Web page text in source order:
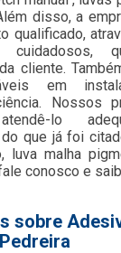
disso, a
qualificado,
cuidadosos,
cliente.
em
Nossos
lo
que já foi
luva malha
conosco e
sobre